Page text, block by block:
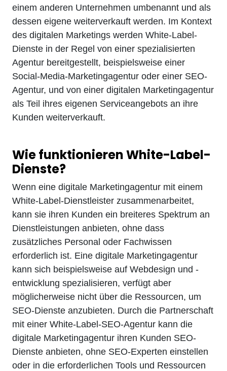
einem anderen Unternehmen umbenannt und als
dessen eigene weiterverkauft werden. Im Kontext
des digitalen Marketings werden White-Label-
Dienste in der Regel von einer spezialisierten
Agentur bereitgestellt, beispielsweise einer
Social-Media-Marketingagentur oder einer SEO-
Agentur, und von einer digitalen Marketingagentur
als Teil ihres eigenen Serviceangebots an ihre
Kunden weiterverkauft.
Wie funktionieren White-Label-
Dienste?
Wenn eine digitale Marketingagentur mit einem
White-Label-Dienstleister zusammenarbeitet,
kann sie ihren Kunden ein breiteres Spektrum an
Dienstleistungen anbieten, ohne dass
zusätzliches Personal oder Fachwissen
erforderlich ist. Eine digitale Marketingagentur
kann sich beispielsweise auf Webdesign und -
entwicklung spezialisieren, verfügt aber
möglicherweise nicht über die Ressourcen, um
SEO-Dienste anzubieten. Durch die Partnerschaft
mit einer White-Label-SEO-Agentur kann die
digitale Marketingagentur ihren Kunden SEO-
Dienste anbieten, ohne SEO-Experten einstellen
oder in die erforderlichen Tools und Ressourcen